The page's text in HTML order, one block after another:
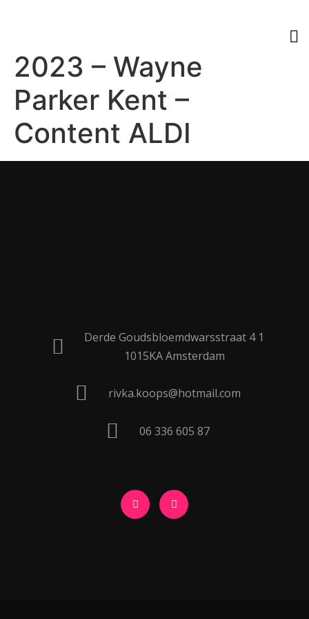
2023 – Wayne
Parker Kent –
Content ALDI
Derde Goudsbloemdwarsstraat 4 1
1015KA Amsterdam
rivka.koops@hotmail.com
06 336 605 87